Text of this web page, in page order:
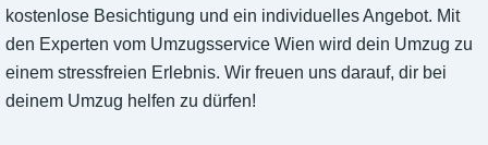
kostenlose Besichtigung und ein individuelles Angebot. Mit
den Experten vom Umzugsservice Wien wird dein Umzug zu
einem stressfreien Erlebnis. Wir freuen uns darauf, dir bei
deinem Umzug helfen zu dürfen!